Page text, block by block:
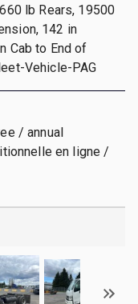
lb Rears, 19500
142 in
Cab to End of
Vehicle-PAG
/ annual
en ligne /